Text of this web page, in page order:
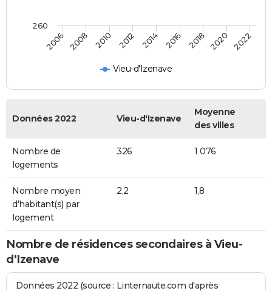
Vieu-d'Izenave
2006 2008 2010 2012 2014 2016 2018 2020 2022
260
Données 2022 Vieu-d'Izenave
Moyenne
des villes
Nombre de
logements
326 1 076
Nombre moyen
d'habitant(s) par
logement
2,2 1,8
Nombre de résidences secondaires à Vieu-
d'Izenave
Données 2022 (source : Linternaute.com d'après